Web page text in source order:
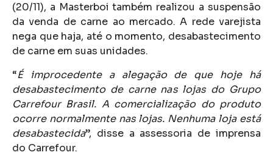
(20/11), a Masterboi também realizou a suspensão
da venda de carne ao mercado. A rede varejista
nega que haja, até o momento, desabastecimento
de carne em suas unidades.
“É improcedente a alegação de que hoje há
desabastecimento de carne nas lojas do Grupo
Carrefour Brasil. A comercialização do produto
ocorre normalmente nas lojas. Nenhuma loja está
desabastecida”, disse a assessoria de imprensa
do Carrefour.